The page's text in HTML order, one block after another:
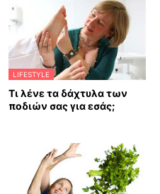
LIFESTYLE
Τι λένε τα δάχτυλα των
ποδιών σας για εσάς;